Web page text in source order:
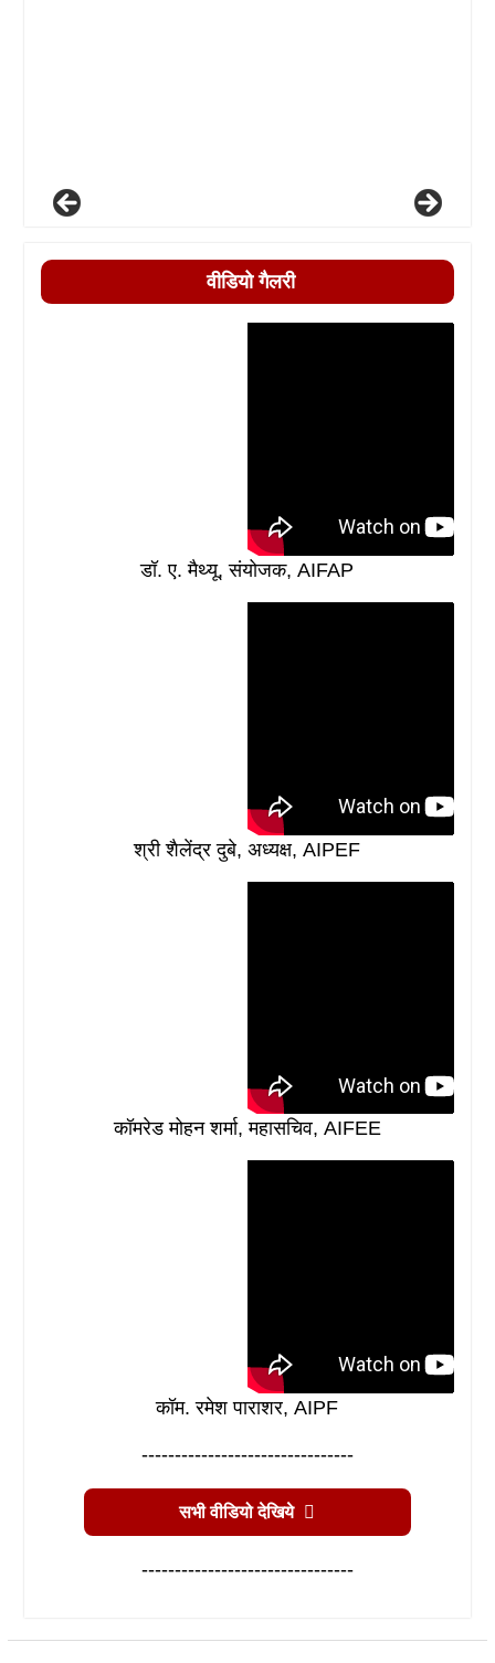
वीडियो गैलरी
डॉ. ए. मैथ्यू, संयोजक, AIFAP
श्री शैलेंद्र दुबे, अध्यक्ष, AIPEF
कॉमरेड मोहन शर्मा, महासचिव, AIFEE
कॉम. रमेश पाराशर, AIPF
--------------------------------
सभी वीडियो देखिये
--------------------------------